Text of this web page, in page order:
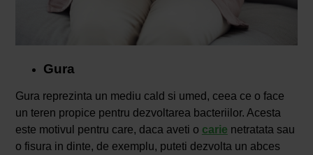
Gura
Gura reprezinta un mediu cald si umed, ceea ce o face
un teren propice pentru dezvoltarea bacteriilor. Acesta
este motivul pentru care, daca aveti o carie netratata sau
o fisura in dinte, de exemplu, puteti dezvolta un abces